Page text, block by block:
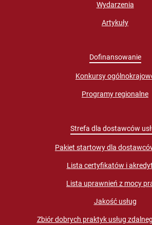
Wydarzenia
Artykuły
Dofinansowanie
Konkursy
Programy regionalne
Strefa dla dostawców
Pakiet startowy dla
Lista certyfikatów i
Lista uprawnień z mocy
Jakość usług
Zbiór dobrych praktyk usług